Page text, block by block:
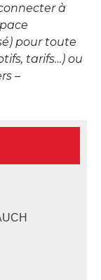
à
pour toute
tarifs…) ou
–